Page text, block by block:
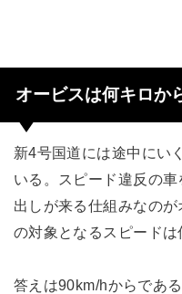
オービスは何キロか
新4号国道には途中にい
いる。スピード違反の
出しが来る仕組みなの
の対象となるスピードは
答えは90km/hからであ